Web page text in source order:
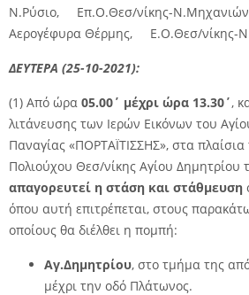
Ν.Ρύσιο, Επ.Ο.Θεσ/νίκης-
Αερογέφυρα Θέρμης, Ε.Ο.Θεσ/νίκης-
ΔΕΥΤΕΡΑ (25-10-2021):
(1) Από ώρα 05.00΄ μέχρι ώρα 13.30΄,
λιτάνευσης των Ιερών Εικόνων του
Παναγίας «ΠΟΡΤΑΪΤΙΣΣΗΣ», στα
Πολιούχου Θεσ/νίκης Αγίου
απαγορευτεί η στάση και στάθμευση
όπου αυτή επιτρέπεται, στους
οποίους θα διέλθει η πομπή:
Αγ.Δημητρίου, στο τμήμα της
μέχρι την οδό Πλάτωνος.